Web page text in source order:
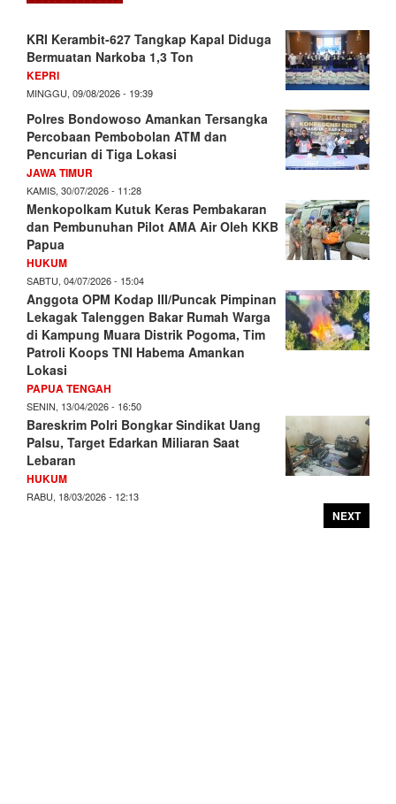
KRI Kerambit-627 Tangkap Kapal Diduga
Bermuatan Narkoba 1,3 Ton
KEPRI
MINGGU, 09/08/2026 - 19:39
Polres Bondowoso Amankan Tersangka
Percobaan Pembobolan ATM dan
Pencurian di Tiga Lokasi
JAWA TIMUR
KAMIS, 30/07/2026 - 11:28
Menkopolkam Kutuk Keras Pembakaran
dan Pembunuhan Pilot AMA Air Oleh KKB
Papua
HUKUM
SABTU, 04/07/2026 - 15:04
Anggota OPM Kodap III/Puncak Pimpinan
Lekagak Talenggen Bakar Rumah Warga
di Kampung Muara Distrik Pogoma, Tim
Patroli Koops TNI Habema Amankan
Lokasi
PAPUA TENGAH
SENIN, 13/04/2026 - 16:50
Bareskrim Polri Bongkar Sindikat Uang
Palsu, Target Edarkan Miliaran Saat
Lebaran
HUKUM
RABU, 18/03/2026 - 12:13
NEXT